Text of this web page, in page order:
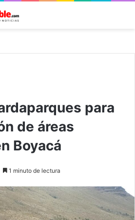
para
de áreas
Boyacá
1 minuto de lectura